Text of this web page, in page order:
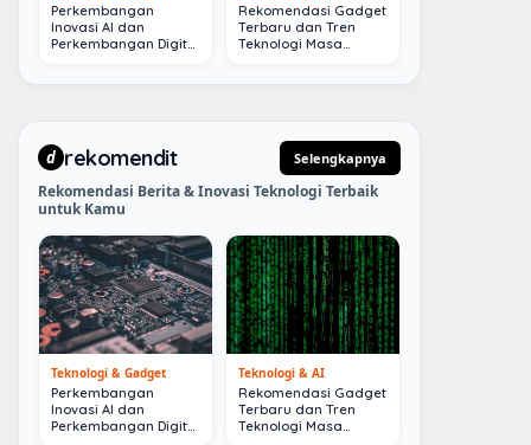
Perkembangan
Inovasi AI dan
Perkembangan Digital
Rekomendasi Gadget
Terbaru dan Tren
Teknologi Masa
d rekomendit Selengkapnya
Rekomendasi Berita & Inovasi Teknologi Terbaik
untuk Kamu
Teknologi & Gadget
Perkembangan
Inovasi AI dan
Perkembangan Digital
Teknologi & AI
Rekomendasi Gadget
Terbaru dan Tren
Teknologi Masa